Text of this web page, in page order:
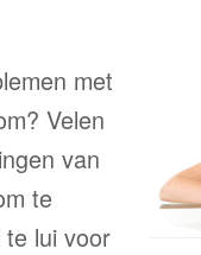
met
Velen
van
te
lui voor